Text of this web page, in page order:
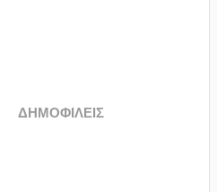
(ΕΝΕΡΓΗ ΚΑΡΤΕΛΑ)
ΔΗΜΟΦΙΛΕΙΣ